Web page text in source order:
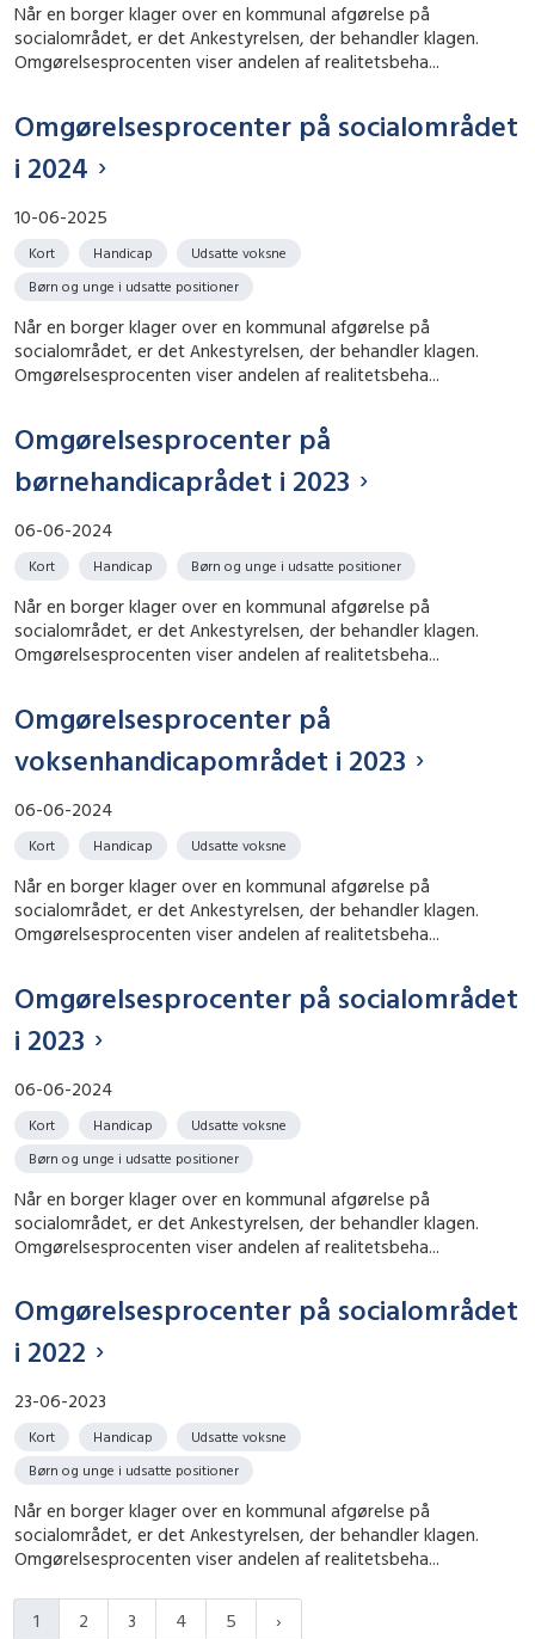
Når en borger klager over en kommunal afgørelse på
socialområdet, er det Ankestyrelsen, der behandler klagen.
Omgørelsesprocenten viser andelen af realitetsbeha...
Omgørelsesprocenter på socialområdet
i 2024
10-06-2025
Kort Handicap
Udsatte voksne
Børn og unge i udsatte positioner
Når en borger klager over en kommunal afgørelse på
socialområdet, er det Ankestyrelsen, der behandler klagen.
Omgørelsesprocenten viser andelen af realitetsbeha...
Omgørelsesprocenter på
børnehandicaprådet i 2023
06-06-2024
Kort Handicap Børn og unge i udsatte positioner
Når en borger klager over en kommunal afgørelse på
socialområdet, er det Ankestyrelsen, der behandler klagen.
Omgørelsesprocenten viser andelen af realitetsbeha...
Omgørelsesprocenter på
voksenhandicapområdet i 2023
06-06-2024
Kort Handicap Udsatte voksne
Når en borger klager over en kommunal afgørelse på
socialområdet, er det Ankestyrelsen, der behandler klagen.
Omgørelsesprocenten viser andelen af realitetsbeha...
Omgørelsesprocenter på socialområdet
i 2023
06-06-2024
Kort Handicap
Udsatte voksne
Børn og unge i udsatte positioner
Når en borger klager over en kommunal afgørelse på
socialområdet, er det Ankestyrelsen, der behandler klagen.
Omgørelsesprocenten viser andelen af realitetsbeha...
Omgørelsesprocenter på socialområdet
i 2022
23-06-2023
Kort Handicap
Udsatte voksne
Børn og unge i udsatte positioner
Når en borger klager over en kommunal afgørelse på
socialområdet, er det Ankestyrelsen, der behandler klagen.
Omgørelsesprocenten viser andelen af realitetsbeha...
1 2 3 4 5